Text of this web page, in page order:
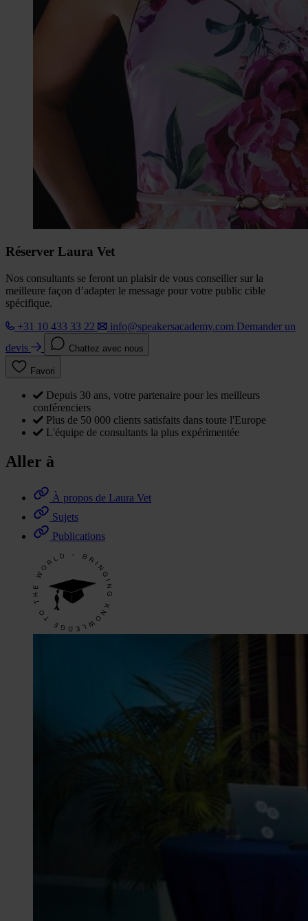
Réserver Laura Vet
Nos consultants se feront un plaisir de vous conseiller sur la
meilleure façon d’adapter le message pour votre public cible
spécifique.
+31 10 433 33 22
info@speakersacademy.com Demander un
devis
Chattez avec nous
Favori
Depuis 30 ans, votre partenaire pour les meilleurs
conférenciers
Plus de 50 000 clients satisfaits dans toute l'Europe
L'équipe de consultants la plus expérimentée
Aller à
À propos de Laura Vet
Sujets
Publications